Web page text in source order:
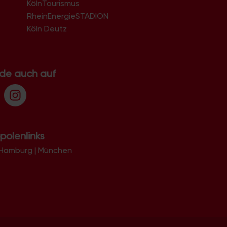
51069
51103
51107
51147
KölnTourismus
RheinEnergieSTADION
Köln Deutz
auch auf
| München